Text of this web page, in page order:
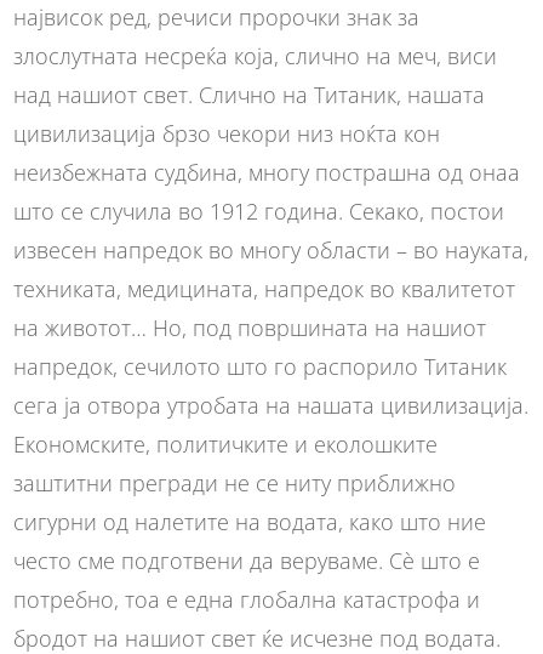
највисок ред, речиси пророчки знак за
злослутната несреќа која, слично на меч, виси
над нашиот свет. Слично на Титаник, нашата
цивилизација брзо чекори низ ноќта кон
неизбежната судбина, многу пострашна од онаа
што се случила во 1912 година. Секако, постои
извесен напредок во многу области – во науката,
техниката, медицината, напредок во квалитетот
на животот… Но, под површината на нашиот
напредок, сечилото што го распорило Титаник
сега ја отвора утробата на нашата цивилизација.
Економските, политичките и еколошките
заштитни прегради не се ниту приближно
сигурни од налетите на водата, како што ние
често сме подготвени да веруваме. Сè што е
потребно, тоа е една глобална катастрофа и
бродот на нашиот свет ќе исчезне под водата.